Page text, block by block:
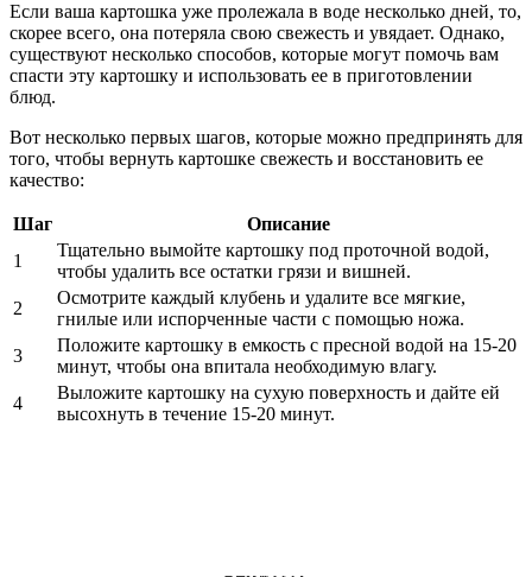
Если ваша картошка уже пролежала в воде несколько дней, то,
скорее всего, она потеряла свою свежесть и увядает. Однако,
существуют несколько способов, которые могут помочь вам
спасти эту картошку и использовать ее в приготовлении
блюд.
Вот несколько первых шагов, которые можно предпринять для
того, чтобы вернуть картошке свежесть и восстановить ее
качество:
Шаг
Описание
1
Тщательно вымойте картошку под проточной водой,
чтобы удалить все остатки грязи и вишней.
2
Осмотрите каждый клубень и удалите все мягкие,
гнилые или испорченные части с помощью ножа.
3
Положите картошку в емкость с пресной водой на 15-20
минут, чтобы она впитала необходимую влагу.
4
Выложите картошку на сухую поверхность и дайте ей
высохнуть в течение 15-20 минут.